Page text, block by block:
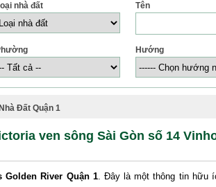
nhà đất Tên
Hướng
Nhà Đất Quận 1
ven sông Sài Gòn số 14
Golden River Quận 1. Đây là một thông tin hữu